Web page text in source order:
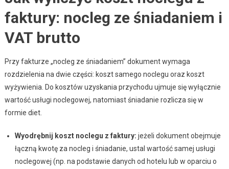
faktury: nocleg ze śniadaniem i
VAT brutto
Przy fakturze „nocleg ze śniadaniem” dokument wymaga
rozdzielenia na dwie części: koszt samego noclegu oraz koszt
wyżywienia. Do kosztów uzyskania przychodu ujmuje się wyłącznie
wartość usługi noclegowej, natomiast śniadanie rozlicza się w
formie diet.
Wyodrębnij koszt noclegu z faktury: jeżeli dokument obejmuje
łączną kwotę za nocleg i śniadanie, ustal wartość samej usługi
noclegowej (np. na podstawie danych od hotelu lub w oparciu o